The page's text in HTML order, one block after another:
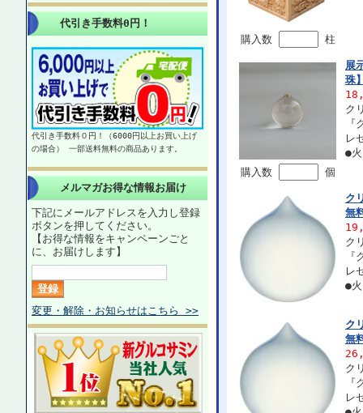
代引き手数料0円！
代引き手数料０円！（6000円以上お買い上げ
の場合） 一部送料無料の商品あります。
メルマガお得な情報お届け
下記にメールアドレスを入力し登録
ボタンを押してください。
【お得な情報をキャンペーンごと
に、お届けします】
変更・解除・お知らせはこちら >>
購入数 柱
購入数 個
展
珠
ク
レ
●
ク
無
ク
レ
●
ク
無
ク
レ